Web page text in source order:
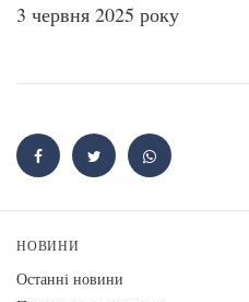
3 червня 2025 року
НОВИНИ
Останні новини